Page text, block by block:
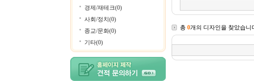
경제/재테크(0)
사회/정치(0)
종교/문화(0)
기타(0)
총 0개의 디자인을 찾았습니